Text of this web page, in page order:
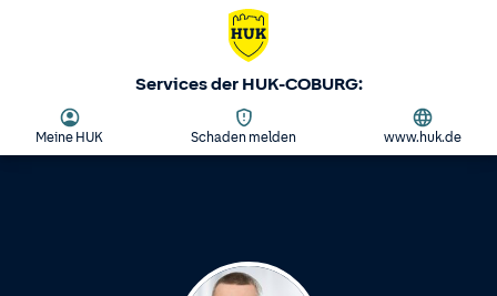
Services der HUK-COBURG:
Meine HUK Schaden melden www.huk.de